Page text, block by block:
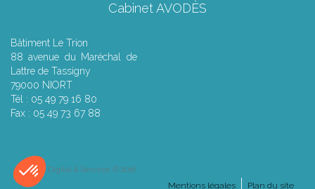
Cabinet AVODÈS
Bâtiment Le Trion
88 avenue du Maréchal de
Lattre de Tassigny
79000 NIORT
Tél : 05 49 79 16 80
Fax : 05 49 73 67 88
Septeo Digital & Services © 2016
Plan du site
Mentions légales